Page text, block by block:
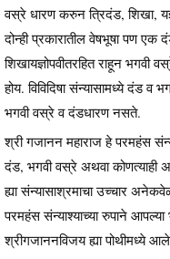
वस्रे धारण करुन त्रिदंड, शिखा,
दोन्ही प्रकारातील वेषभूषा पण एक
शिखायज्ञोपवीतरहित राहून भगवी
होय. विविदिषा संन्यासामध्ये दंड
भगवी वस्रे व दंडधारण नसते.
श्री गजानन महाराज हे परमहंस
दंड, भगवी वस्रे अथवा कोणत्याही
ह्या संन्यासाश्रमाचा उच्चार
परमहंस संन्याश्याच्या रुपाने
श्रीगजाननविजय ह्या पोथीमध्ये